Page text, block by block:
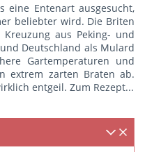
eine Entenart ausgesucht,
beliebter wird. Die Briten
aus Peking- und
Deutschland als Mulard
Gartemperaturen und
extrem zarten Braten ab.
entgeil. Zum Rezept...